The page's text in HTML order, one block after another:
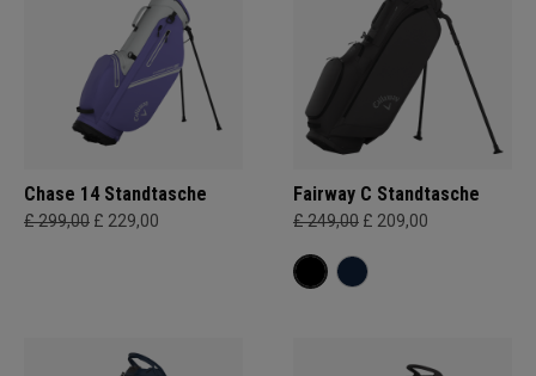
Chase 14 Standtasche
£ 299,00 £ 229,00
Fairway C Standtasche
£ 249,00 £ 209,00